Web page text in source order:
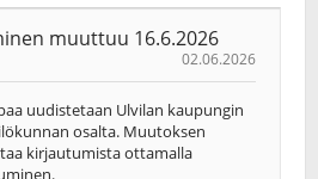
muuttuu 16.6.2026
02.06.2026
uudistetaan Ulvilan kaupungin
osalta. Muutoksen
kirjautumista ottamalla